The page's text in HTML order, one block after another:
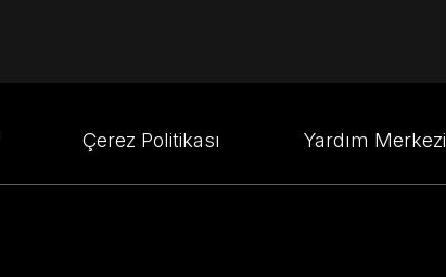
Çerez Politikası Yardım Merkezi